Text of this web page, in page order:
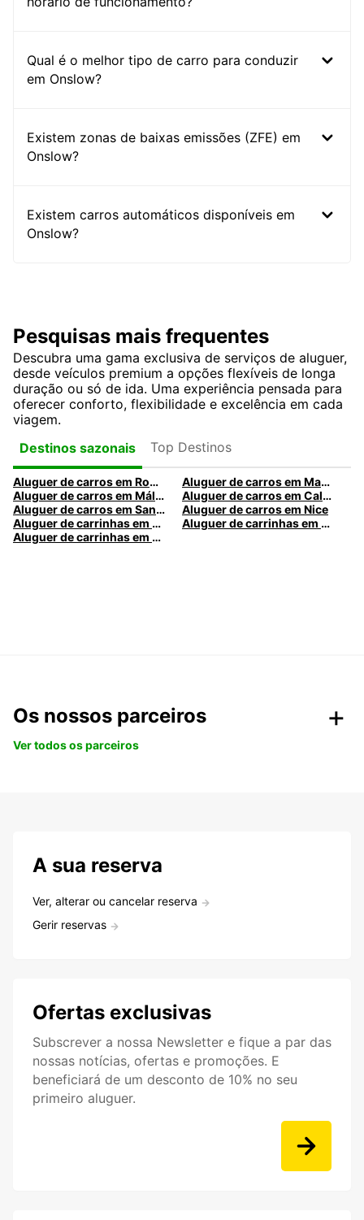
Qual é o melhor tipo de carro para conduzir
em Onslow?
Existem zonas de baixas emissões (ZFE) em
Onslow?
Existem carros automáticos disponíveis em
Onslow?
Pesquisas mais frequentes
Descubra uma gama exclusiva de serviços de aluguer,
desde veículos premium a opções flexíveis de longa
duração ou só de ida. Uma experiência pensada para
oferecer conforto, flexibilidade e excelência em cada
viagem.
Destinos sazonais
Top Destinos
Aluguer de carros em Roma
Aluguer de carros em Madrid
Aluguer de carros em Málaga
Aluguer de carros em Caldas da Rainha
Aluguer de carros em Santa Maria da Feira
Aluguer de carros em Nice
Aluguer de carrinhas em Nice
Aluguer de carrinhas em Santa Maria da Feira
Aluguer de carrinhas em Caldas da Rainha
Os nossos parceiros
Ver todos os parceiros
A sua reserva
Ver, alterar ou cancelar reserva
Gerir reservas
Ofertas exclusivas
Subscrever a nossa Newsletter e fique a par das
nossas notícias, ofertas e promoções. E
beneficiará de um desconto de 10% no seu
primeiro aluguer.